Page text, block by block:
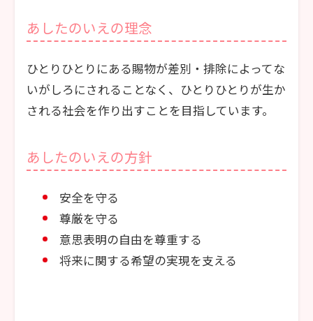
あしたのいえの理念
ひとりひとりにある賜物が差別・排除によってな
いがしろにされることなく、ひとりひとりが生か
される社会を作り出すことを目指しています。
あしたのいえの方針
安全を守る
尊厳を守る
意思表明の自由を尊重する
将来に関する希望の実現を支える